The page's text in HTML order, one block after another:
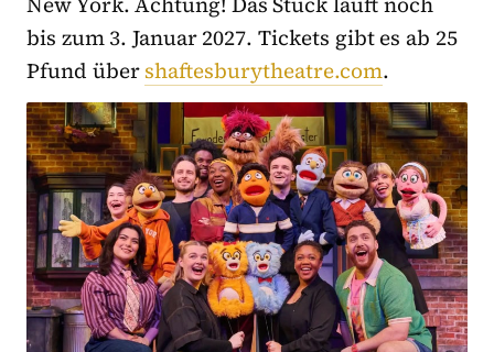
bis zum 3. Januar 2027. Tickets gibt es ab 25
Pfund übershaftesburytheatre.com.